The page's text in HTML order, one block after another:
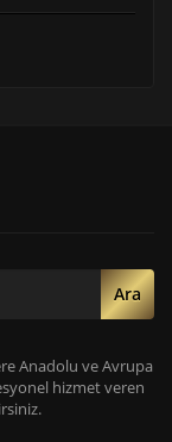
Ara
Anadolu ve Avrupa
hizmet veren